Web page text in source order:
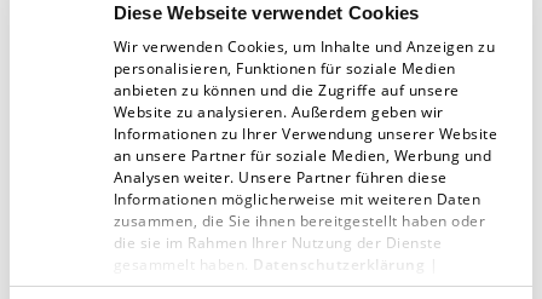
Diese Webseite verwendet Cookies
Wir verwenden Cookies, um Inhalte und Anzeigen zu
personalisieren, Funktionen für soziale Medien
anbieten zu können und die Zugriffe auf unsere
Website zu analysieren. Außerdem geben wir
Informationen zu Ihrer Verwendung unserer Website
an unsere Partner für soziale Medien, Werbung und
Analysen weiter. Unsere Partner führen diese
Informationen möglicherweise mit weiteren Daten
zusammen, die Sie ihnen bereitgestellt haben oder
die sie im Rahmen Ihrer Nutzung der Dienste
gesammelt haben. Datenschutzerklärung
Impressum
Zur Übersicht